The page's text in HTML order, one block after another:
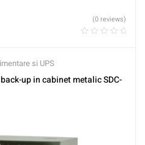
(0 reviews)
si UPS
up in cabinet metalic SDC-